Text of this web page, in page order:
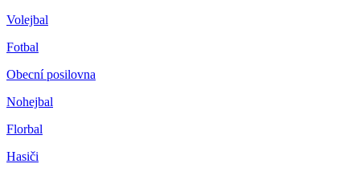
Volejbal
Fotbal
Obecní posilovna
Nohejbal
Florbal
Hasiči